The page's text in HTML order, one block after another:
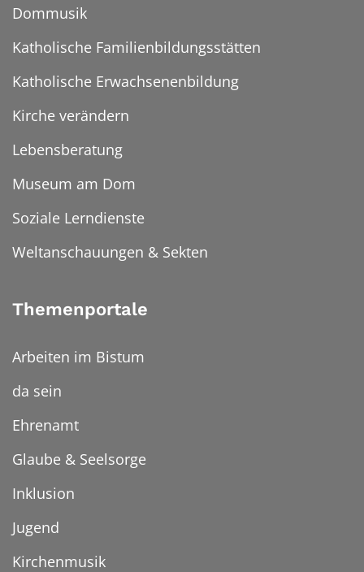
Dommusik
Katholische Familienbildungsstätten
Katholische Erwachsenenbildung
Kirche verändern
Lebensberatung
Museum am Dom
Soziale Lerndienste
Weltanschauungen & Sekten
Themenportale
Arbeiten im Bistum
da sein
Ehrenamt
Glaube & Seelsorge
Inklusion
Jugend
Kirchenmusik